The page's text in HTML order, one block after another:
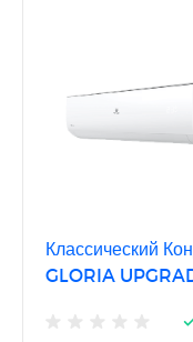
Классический
GLORIA